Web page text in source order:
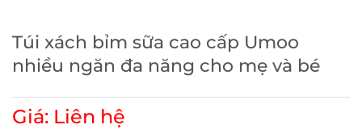
Túi xách bỉm sữa cao cấp Umoo
nhiều ngăn đa năng cho mẹ và bé
Giá: Liên hệ